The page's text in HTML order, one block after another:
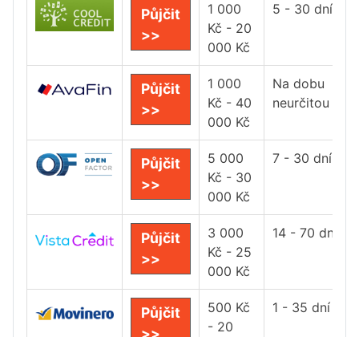
Půjčit
>>
1 000
Kč - 20
000 Kč
5 - 30 dní
Půjčit
>>
1 000
Kč - 40
000 Kč
Na dobu
neurčitou
Půjčit
>>
5 000
Kč - 30
000 Kč
7 - 30 dní
Půjčit
>>
3 000
Kč - 25
000 Kč
14 - 70 dní
Půjčit
>>
500 Kč
- 20
1 - 35 dní